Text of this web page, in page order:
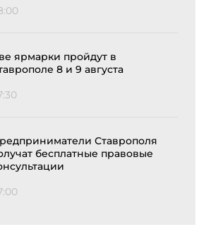
ярмарки пройдут в
8 и 9 августа
Ставрополя
бесплатные правовые